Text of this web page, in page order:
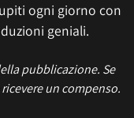
ogni giorno con
geniali.
pubblicazione. Se
un compenso.